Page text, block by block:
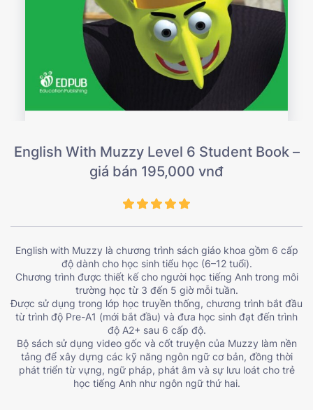
English With Muzzy Level 6 Student Book –
giá bán 195,000 vnđ
English with Muzzy là chương trình sách giáo khoa gồm 6 cấp
độ dành cho học sinh tiểu học (6–12 tuổi).
Chương trình được thiết kế cho người học tiếng Anh trong môi
trường học từ 3 đến 5 giờ mỗi tuần.
Được sử dụng trong lớp học truyền thống, chương trình bắt đầu
từ trình độ Pre-A1 (mới bắt đầu) và đưa học sinh đạt đến trình
độ A2+ sau 6 cấp độ.
Bộ sách sử dụng video gốc và cốt truyện của Muzzy làm nền
tảng để xây dựng các kỹ năng ngôn ngữ cơ bản, đồng thời
phát triển từ vựng, ngữ pháp, phát âm và sự lưu loát cho trẻ
học tiếng Anh như ngôn ngữ thứ hai.